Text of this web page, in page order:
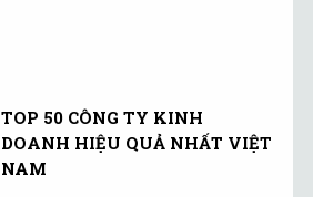
TOP 50 CÔNG TY KINH
DOANH HIỆU QUẢ NHẤT VIỆT
NAM